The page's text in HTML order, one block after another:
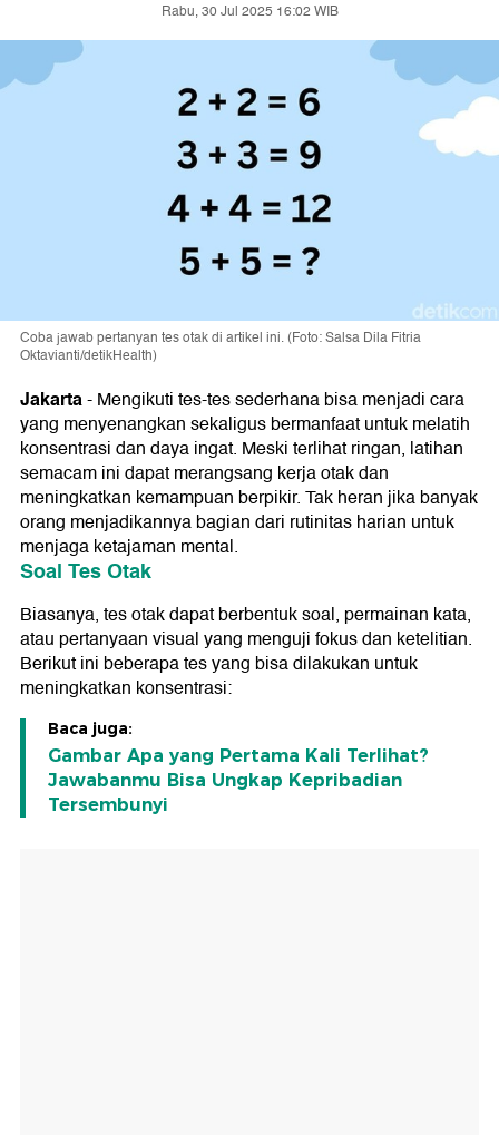
Rabu, 30 Jul 2025 16:02 WIB
Coba jawab pertanyan tes otak di artikel ini. (Foto: Salsa Dila Fitria
Oktavianti/detikHealth)
Jakarta-Mengikuti tes-tes sederhana bisa menjadi cara
yang menyenangkan sekaligus bermanfaat untuk melatih
konsentrasi dan daya ingat. Meski terlihat ringan, latihan
semacam ini dapat merangsang kerja otak dan
meningkatkan kemampuan berpikir. Tak heran jika banyak
orang menjadikannya bagian dari rutinitas harian untuk
menjaga ketajaman mental.
Soal Tes Otak
Biasanya, tes otak dapat berbentuk soal, permainan kata,
atau pertanyaan visual yang menguji fokus dan ketelitian.
Berikut ini beberapa tes yang bisa dilakukan untuk
meningkatkan konsentrasi:
Baca juga:
Gambar Apa yang Pertama Kali Terlihat?
Jawabanmu Bisa Ungkap Kepribadian
Tersembunyi